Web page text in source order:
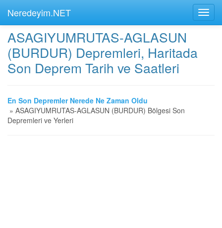
Neredeyim.NET
ASAGIYUMRUTAS-AGLASUN
(BURDUR) Depremleri, Haritada
Son Deprem Tarih ve Saatleri
En Son Depremler Nerede Ne Zaman Oldu
» ASAGIYUMRUTAS-AGLASUN (BURDUR) Bölgesi Son
Depremleri ve Yerleri